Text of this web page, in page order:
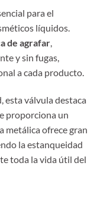
para el
líquidos.
de agrafar
y sin fugas,
a cada producto.
esta válvula destaca
proporciona un
metálica ofrece gran
la estanqueidad
toda la vida útil del